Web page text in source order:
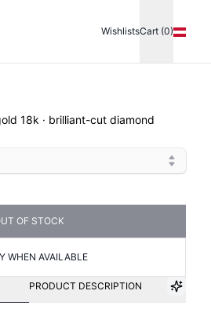
WishlistsCart (0)
18k · brilliant-cut diamond
OF STOCK
WHEN AVAILABLE
PRODUCT DESCRIPTION